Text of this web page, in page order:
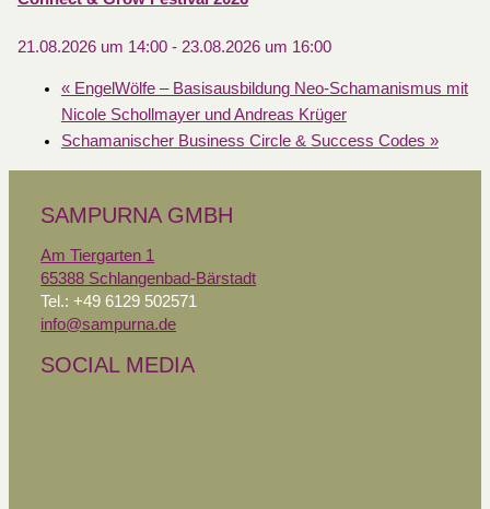
21.08.2026 um 14:00- 23.08.2026 um 16:00
«EngelWölfe – Basisausbildung Neo-Schamanismus mit
Nicole Schollmayer und Andreas Krüger
Schamanischer Business Circle & Success Codes »
SAMPURNA GMBH
Am Tiergarten 1
65388 Schlangenbad-Bärstadt
Tel.: +49 6129 502571
info@sampurna.de
SOCIAL MEDIA